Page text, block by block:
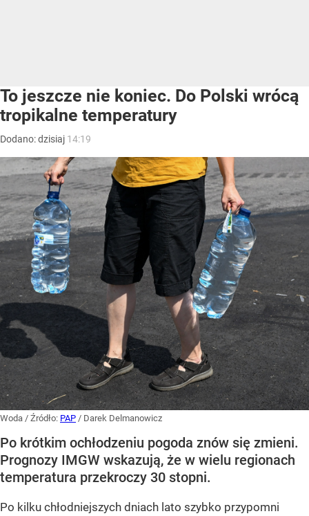
To jeszcze nie koniec. Do Polski wrócą
tropikalne temperatury
Dodano:dzisiaj 14:19
Woda / Źródło: PAP / Darek Delmanowicz
Po krótkim ochłodzeniu pogoda znów się zmieni.
Prognozy IMGW wskazują, że w wielu regionach
temperatura przekroczy 30 stopni.
Po kilku chłodniejszych dniach lato szybko przypomni